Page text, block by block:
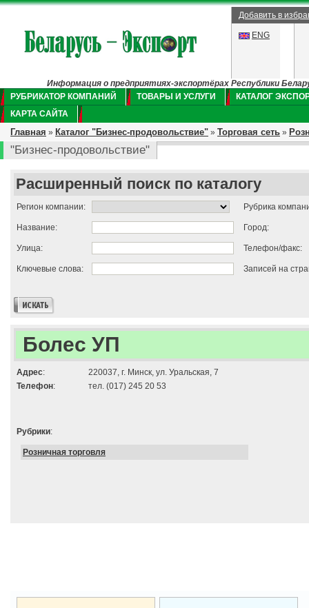
Добавить в
ENG
Информация о предприятиях-экспортёрах Республики
РУБРИКАТОР КОМПАНИЙ
ТОВАРЫ И УСЛУГИ
КАТАЛОГ
КАРТА САЙТА
Главная » Каталог "Бизнес-продовольствие" » Торговая сеть »
"Бизнес-продовольствие"
Расширенный поиск по каталогу
Регион компании: Рубрика
Название: Город:
Улица: Телефон/факс:
Ключевые слова: Записей на
Болес УП
Адрес:
220037, г. Минск, ул. Уральская, 7
Телефон: тел. (017) 245 20 53
Рубрики:
Розничная торговля